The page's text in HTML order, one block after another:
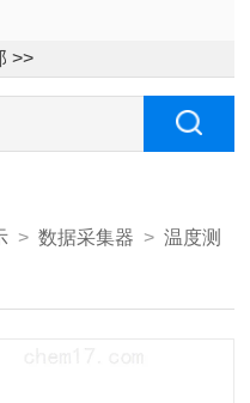
>>
>数据采集器 >温度测